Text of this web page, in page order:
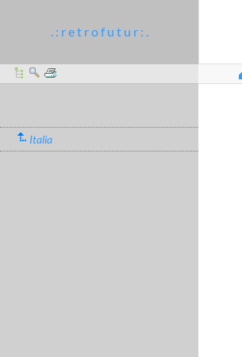
. : r e t r o f u t u r : .
Italia